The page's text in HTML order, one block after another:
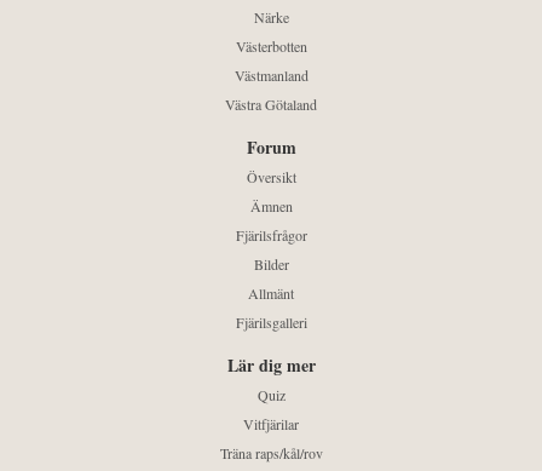
Närke
Västerbotten
Västmanland
Västra Götaland
Forum
Översikt
Ämnen
Fjärilsfrågor
Bilder
Allmänt
Fjärilsgalleri
Lär dig mer
Quiz
Vitfjärilar
Träna raps/kål/rov